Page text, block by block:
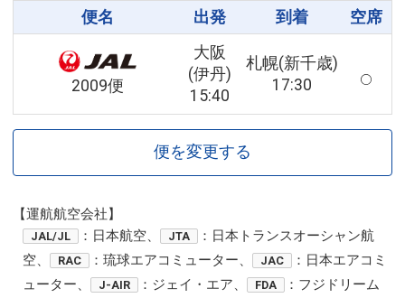
便名 出発 到着 空席
2009便
大阪
(伊丹)
15:40
札幌(新千歳)
17:30
便を変更する
【運航航空会社】
JAL/JL ：日本航空、 JTA
：日本トランスオーシャン航
空、
RAC ：琉球エアコミューター、 JAC
：日本エアコミ
ューター、
J-AIR ：ジェイ・エア、 FDA
：フジドリーム